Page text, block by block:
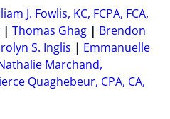
J. Fowlis, KC, FCPA, FCA,
Thomas Ghag
Brendon
S. Inglis
Emmanuelle
Marchand,
Quaghebeur, CPA, CA,